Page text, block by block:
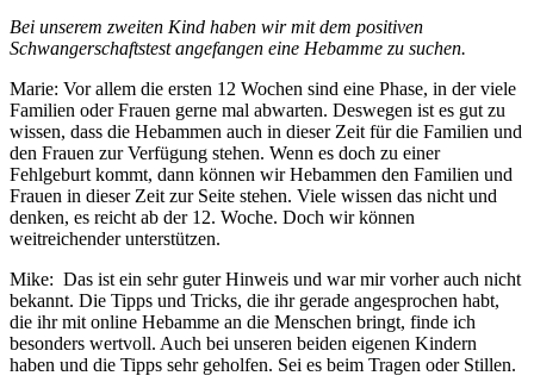
Bei unserem zweiten Kind haben wir mit dem positiven
Schwangerschaftstest angefangen eine Hebamme zu suchen.
Marie: Vor allem die ersten 12 Wochen sind eine Phase, in der viele
Familien oder Frauen gerne mal abwarten. Deswegen ist es gut zu
wissen, dass die Hebammen auch in dieser Zeit für die Familien und
den Frauen zur Verfügung stehen. Wenn es doch zu einer
Fehlgeburt kommt, dann können wir Hebammen den Familien und
Frauen in dieser Zeit zur Seite stehen. Viele wissen das nicht und
denken, es reicht ab der 12. Woche. Doch wir können
weitreichender unterstützen.
Mike: Das ist ein sehr guter Hinweis und war mir vorher auch nicht
bekannt. Die Tipps und Tricks, die ihr gerade angesprochen habt,
die ihr mit online Hebamme an die Menschen bringt, finde ich
besonders wertvoll. Auch bei unseren beiden eigenen Kindern
haben und die Tipps sehr geholfen. Sei es beim Tragen oder Stillen.